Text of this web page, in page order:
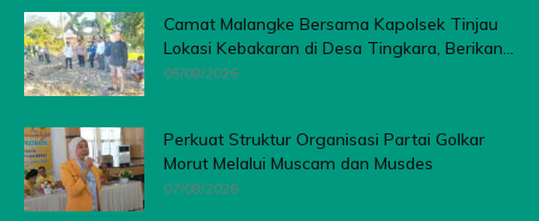
Camat Malangke Bersama Kapolsek Tinjau
Lokasi Kebakaran di Desa Tingkara, Berikan...
05/08/2026
Perkuat Struktur Organisasi Partai Golkar
Morut Melalui Muscam dan Musdes
07/08/2026